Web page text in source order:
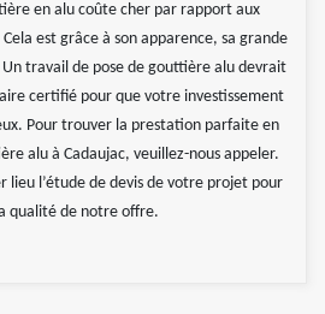
en alu coûte cher par rapport aux
est grâce à son apparence, sa grande
travail de pose de gouttière alu devrait
certifié pour que votre investissement
Pour trouver la prestation parfaite en
alu à Cadaujac, veuillez-nous appeler.
lieu l’étude de devis de votre projet pour
qualité de notre offre.